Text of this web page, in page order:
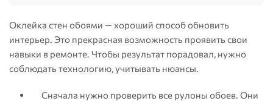
Оклейка стен обоями — хороший способ обновить
интерьер. Это прекрасная возможность проявить свои
навыки в ремонте. Чтобы результат порадовал, нужно
соблюдать технологию, учитывать нюансы.
Сначала нужно проверить все рулоны обоев. Они